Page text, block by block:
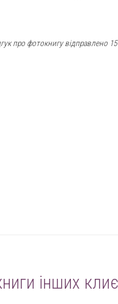
про фотокнигу відправлено
інших